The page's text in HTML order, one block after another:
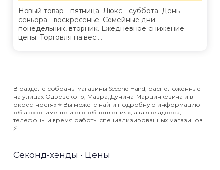
Новый товар - пятница. Люкс - суббота. День
сеньора - воскресенье. Семейные дни:
понедельник, вторник. Ежедневное снижение
цены. Торговля на вес....
В разделе собраны магазины Second Hand, расположенные
на улицах Одоевского, Мавра, Дунина-Марцинкевича и в
окрестностях ⭐️ Вы можете найти подробную информацию
об ассортименте и его обновлениях, а также адреса,
телефоны и время работы специализированных магазинов
⚡️
Секонд-хенды - Цены